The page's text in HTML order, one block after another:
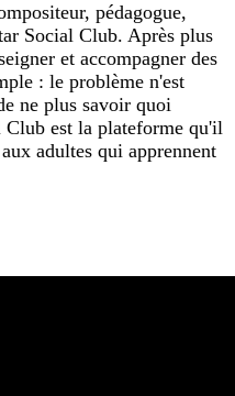
pédagogue,
Social Club. Après plus
et accompagner des
: le problème n'est
ne plus savoir quoi
est la plateforme qu'il
adultes qui apprennent